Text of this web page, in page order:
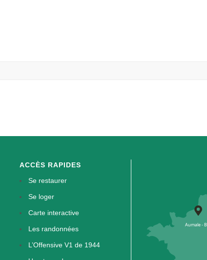
ACCÈS RAPIDES
Se restaurer
Se loger
Carte interactive
Les randonnées
L’Offensive V1 de 1944